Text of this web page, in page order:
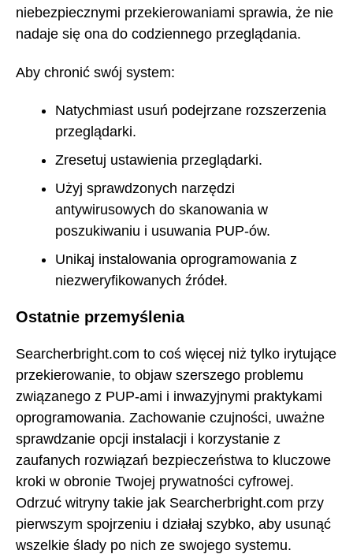
niebezpiecznymi przekierowaniami sprawia, że nie
nadaje się ona do codziennego przeglądania.
Aby chronić swój system:
Natychmiast usuń podejrzane rozszerzenia
przeglądarki.
Zresetuj ustawienia przeglądarki.
Użyj sprawdzonych narzędzi
antywirusowych do skanowania w
poszukiwaniu i usuwania PUP-ów.
Unikaj instalowania oprogramowania z
niezweryfikowanych źródeł.
Ostatnie przemyślenia
Searcherbright.com to coś więcej niż tylko irytujące
przekierowanie, to objaw szerszego problemu
związanego z PUP-ami i inwazyjnymi praktykami
oprogramowania. Zachowanie czujności, uważne
sprawdzanie opcji instalacji i korzystanie z
zaufanych rozwiązań bezpieczeństwa to kluczowe
kroki w obronie Twojej prywatności cyfrowej.
Odrzuć witryny takie jak Searcherbright.com przy
pierwszym spojrzeniu i działaj szybko, aby usunąć
wszelkie ślady po nich ze swojego systemu.